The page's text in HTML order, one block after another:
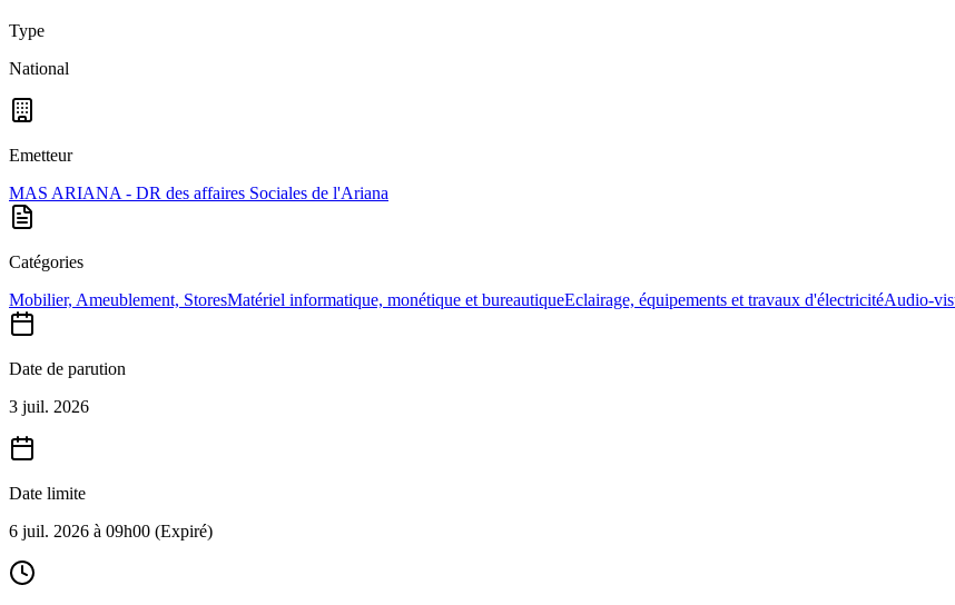
Type
National
Emetteur
MAS ARIANA - DR des affaires Sociales de l'Ariana
Catégories
Mobilier, Ameublement, StoresMatériel informatique, monétique et bureautiqueEclairage, équipements et travaux d'électricitéAudio-
Date de parution
3 juil. 2026
Date limite
6 juil. 2026 à 09h00 (Expiré)